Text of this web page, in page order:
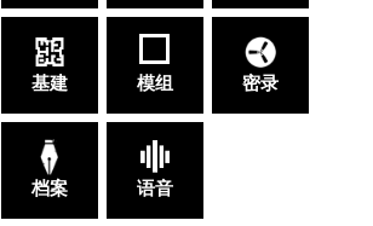
基建 模组 密录
档案 语音